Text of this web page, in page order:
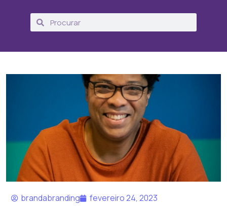
brandabranding fevereiro 24, 2023